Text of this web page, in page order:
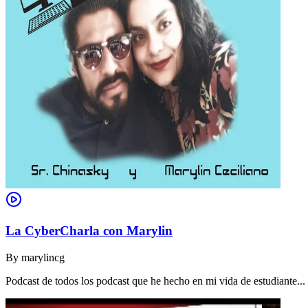
La CyberCharla con Marylin
By marylincg
Podcast de todos los podcast que he hecho en mi vida de